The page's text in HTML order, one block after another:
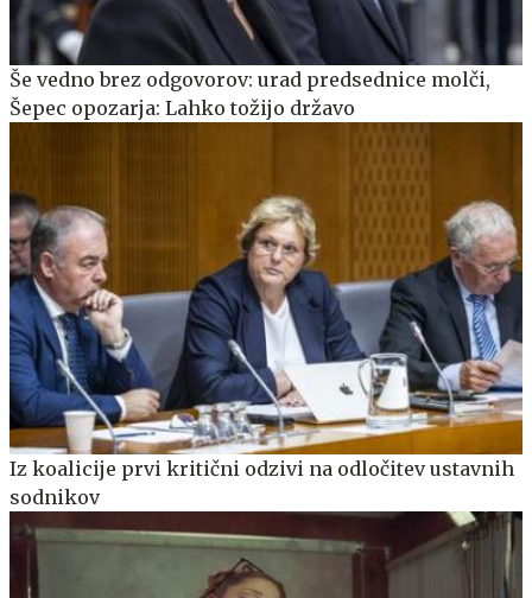
Še vedno brez odgovorov: urad predsednice molči,
Šepec opozarja: Lahko tožijo državo
Iz koalicije prvi kritični odzivi na odločitev ustavnih
sodnikov